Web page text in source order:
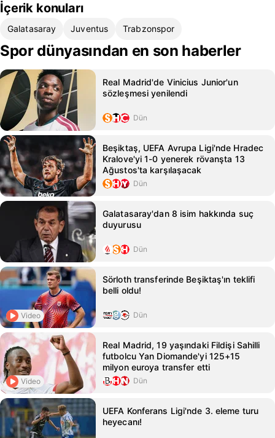
İçerik konuları
Galatasaray Juventus Trabzonspor
Spor dünyasından en son haberler
Real Madrid'de Vinicius Junior'un
sözleşmesi yenilendi
Dün
Beşiktaş, UEFA Avrupa Ligi'nde Hradec
Kralove'yi 1-0 yenerek rövanşta 13
Ağustos'ta karşılaşacak
Dün
Galatasaray'dan 8 isim hakkında suç
duyurusu
Dün
Video
Sörloth transferinde Beşiktaş'ın teklifi
belli oldu!
Dün
Video
Real Madrid, 19 yaşındaki Fildişi Sahilli
futbolcu Yan Diomande'yi 125+15
milyon euroya transfer etti
Dün
UEFA Konferans Ligi'nde 3. eleme turu
heyecanı!